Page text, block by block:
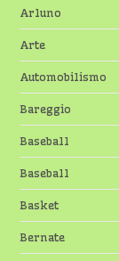
Arluno
Arte
Automobilismo
Bareggio
Baseball
Baseball
Basket
Bernate